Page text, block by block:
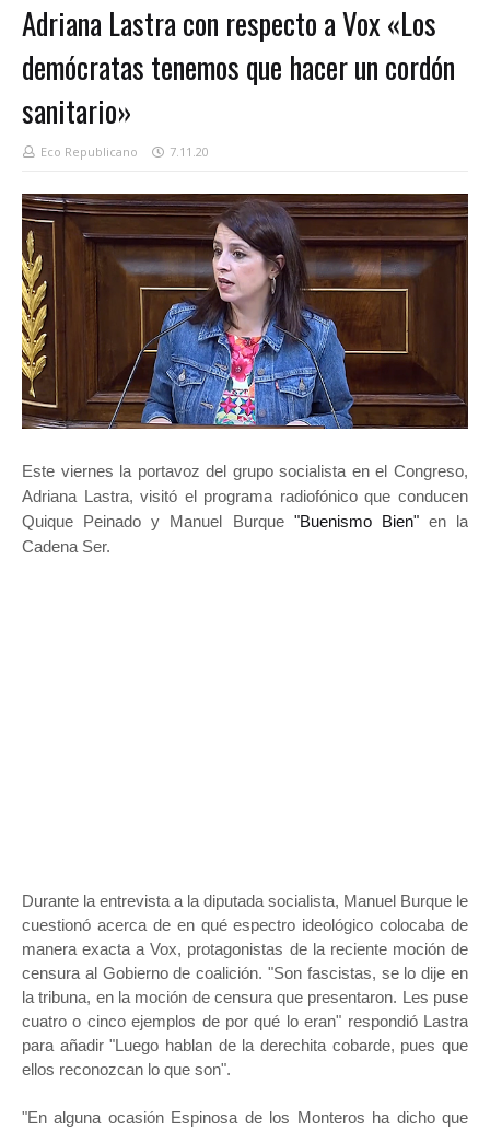
Adriana Lastra con respecto a Vox «Los
demócratas tenemos que hacer un cordón
sanitario»
Eco Republicano 7.11.20
Este viernes la portavoz del grupo socialista en el Congreso,
Adriana Lastra, visitó el programa radiofónico que conducen
Quique Peinado y Manuel Burque "Buenismo Bien"en la
Cadena Ser.
Durante la entrevista a la diputada socialista, Manuel Burque le
cuestionó acerca de en qué espectro ideológico colocaba de
manera exacta a Vox, protagonistas de la reciente moción de
censura al Gobierno de coalición. "Son fascistas, se lo dije en
la tribuna, en la moción de censura que presentaron. Les puse
cuatro o cinco ejemplos de por qué lo eran" respondió Lastra
para añadir "Luego hablan de la derechita cobarde, pues que
ellos reconozcan lo que son".
"En alguna ocasión Espinosa de los Monteros ha dicho que